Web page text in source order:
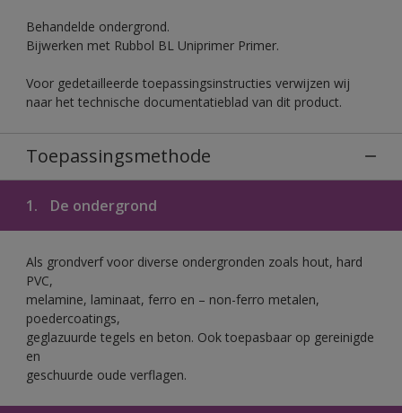
Behandelde ondergrond.
Bijwerken met Rubbol BL Uniprimer Primer.
Voor gedetailleerde toepassingsinstructies verwijzen wij
naar het technische documentatieblad van dit product.
Toepassingsmethode
1. De ondergrond
Als grondverf voor diverse ondergronden zoals hout, hard
PVC,
melamine, laminaat, ferro en – non-ferro metalen,
poedercoatings,
geglazuurde tegels en beton. Ook toepasbaar op gereinigde
en
geschuurde oude verflagen.